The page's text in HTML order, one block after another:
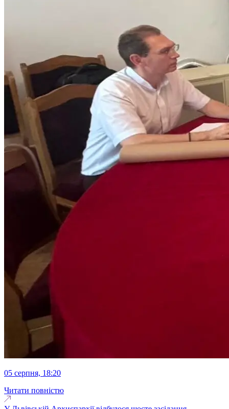
05 серпня, 18:20
Читати повністю